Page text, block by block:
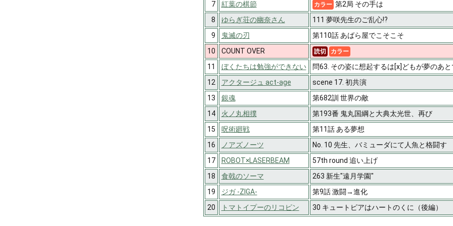
7 紅葉の棋節 カラー 第2局 その手は
8
ゆらぎ荘の幽奈さん
111 夢咲先生のご乱心!?
9
鬼滅の刃
第110話 あばら屋でこそこそ
10
COUNT OVER 読切 カラー
11 ぼくたちは勉強ができない
問63. その姿に想起するは[x]どもが夢のあ
12
アクタージュ act-age
scene 17. 初共演
13
銀魂
第682訓 世界の敵
14
火ノ丸相撲
第193番 鬼丸国綱と大典太光世、再び
15
呪術廻戦
第11話 ある夢想
16
ノアズノーツ
No. 10 先生、バミューダにて人魚と格闘す
17
ROBOT×LASERBEAM
57th round 追い上げ
18
食戟のソーマ
263 新生"遠月学園"
19
ジガ -ZIGA-
第9話 激闘→進化
20
トマトイプーのリコピン 30 キュートピアはハートのくに（後編）